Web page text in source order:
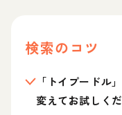
検索のコツ
「トイプードル
変えてお試しくだ